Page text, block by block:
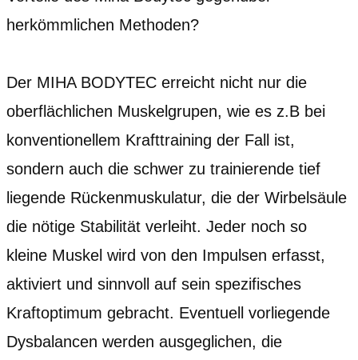
herkömmlichen Methoden?
Der MIHA BODYTEC erreicht nicht nur die
oberflächlichen Muskelgrupen, wie es z.B bei
konventionellem Krafttraining der Fall ist,
sondern auch die schwer zu trainierende tief
liegende Rückenmuskulatur, die der Wirbelsäule
die nötige Stabilität verleiht. Jeder noch so
kleine Muskel wird von den Impulsen erfasst,
aktiviert und sinnvoll auf sein spezifisches
Kraftoptimum gebracht. Eventuell vorliegende
Dysbalancen werden ausgeglichen, die